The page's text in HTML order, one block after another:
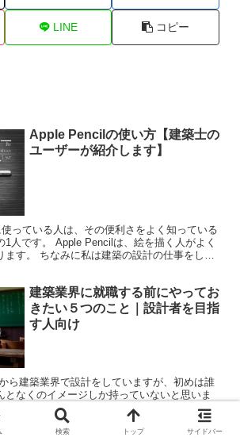
LINE コピー
Apple Pencilの使い方【建築士の
ユーザーが紹介します】
っている人は、その便利さをよく知っている
1人です。 Apple Pencilは、絵を描く人がよく
ます。 ちなみに私は建築の設計の仕事をして
建築業界に就職する前にやってお
きたい５つのこと｜設計者を目指
す人向け
ら建築業界で設計をしていますが、初めは誰
となくのイメージしか持っていないと思いま
業界の経験者として、新卒や中途として新し
設計を目指して就職する前に、ぜひやっ...
検索 トップ サイドバー